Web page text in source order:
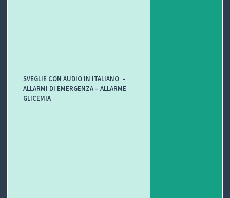
SVEGLIE CON AUDIO IN ITALIANO –
ALLARMI DI EMERGENZA – ALLARME
GLICEMIA